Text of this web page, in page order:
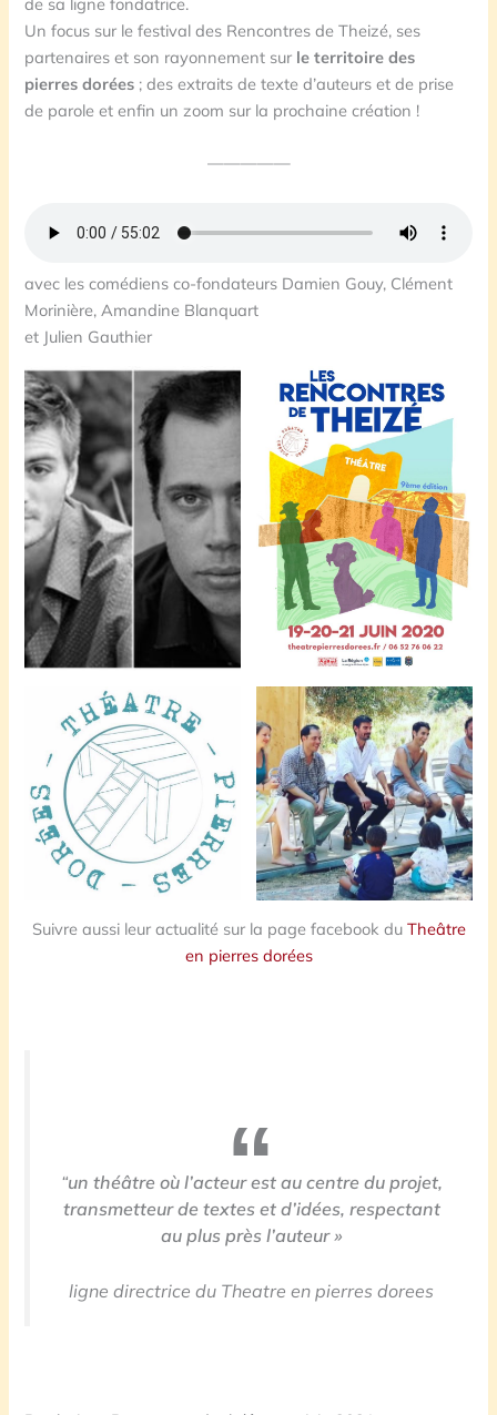
Un focus sur le festival des Rencontres de Theizé, ses
partenaires et son rayonnement sur le territoire des
pierres dorées ; des extraits de texte d’auteurs et de prise
de parole et enfin un zoom sur la prochaine création !
—————
avec les comédiens co-fondateurs Damien Gouy, Clément
Morinière, Amandine Blanquart
et Julien Gauthier
Suivre aussi leur actualité sur la page facebook du Theâtre
en pierres dorées
“un théâtre où l’acteur est au centre du projet,
transmetteur de textes et d’idées, respectant
au plus près l’auteur »
ligne directrice du Theatre en pierres dorees